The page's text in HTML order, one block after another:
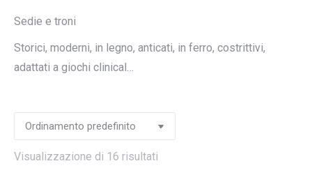
Sedie e troni
Storici, moderni, in legno, anticati, in ferro, costrittivi,
adattati a giochi clinical…
Visualizzazione di 16 risultati